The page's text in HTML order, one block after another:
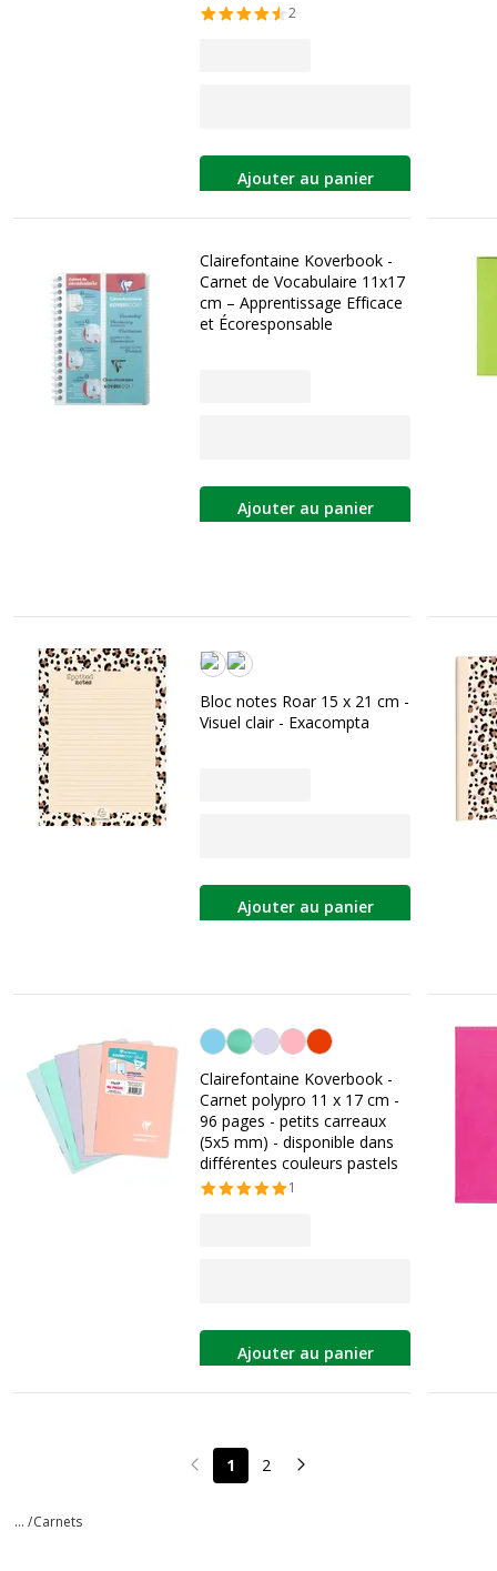
2
Ajouter au panier
Clairefontaine Koverbook -
Carnet de Vocabulaire 11x17
cm – Apprentissage Efficace
et Écoresponsable
Ajouter au panier
Beige clair
Bloc notes Roar 15 x 21 cm -
Visuel clair - Exacompta
Ajouter au panier
Personnalisation de la couleur
Clairefontaine Koverbook -
Carnet polypro 11 x 17 cm -
96 pages - petits carreaux
(5x5 mm) - disponible dans
différentes couleurs pastels
1
Ajouter au panier
Page précédente
1 2 Page suivante
... /Carnets